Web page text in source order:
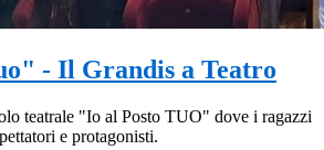
- Il Grandis a Teatro
teatrale "Io al Posto TUO" dove i ragazzi
e protagonisti.